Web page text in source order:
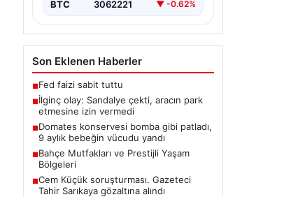
BTC 3062221 ▼ -0.62%
Son Eklenen Haberler
■Fed faizi sabit tuttu
■İlginç olay: Sandalye çekti, aracın park
etmesine izin vermedi
■Domates konservesi bomba gibi patladı,
9 aylık bebeğin vücudu yandı
■Bahçe Mutfakları ve Prestijli Yaşam
Bölgeleri
■Cem Küçük soruşturması. Gazeteci
Tahir Sarıkaya gözaltına alındı